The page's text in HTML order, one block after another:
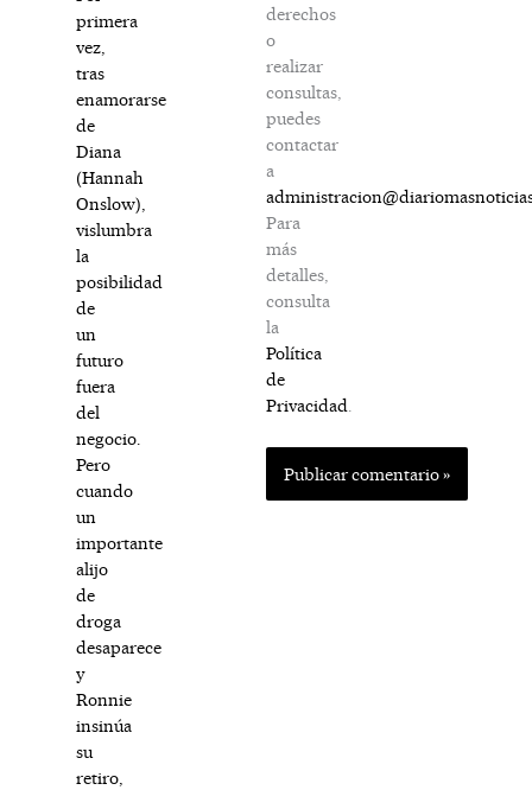
primera
vez,
tras
enamorarse
de
Diana
(Hannah
Onslow),
vislumbra
la
posibilidad
de
un
futuro
fuera
del
negocio.
Pero
cuando
un
importante
alijo
de
droga
desaparece
y
Ronnie
insinúa
su
retiro,
derechos
o
realizar
consultas,
puedes
contactar
a
Para
más
detalles,
consulta
la
Política
de
Privacidad